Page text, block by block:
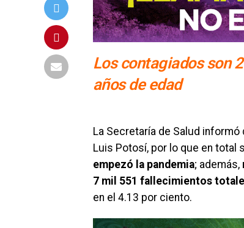
Los contagiados son
años de edad
La Secretaría de Salud
Luis Potosí, por lo que en total
empezó la pandemia; además,
7 mil 551 fallecimientos
en el 4.13 por ciento.